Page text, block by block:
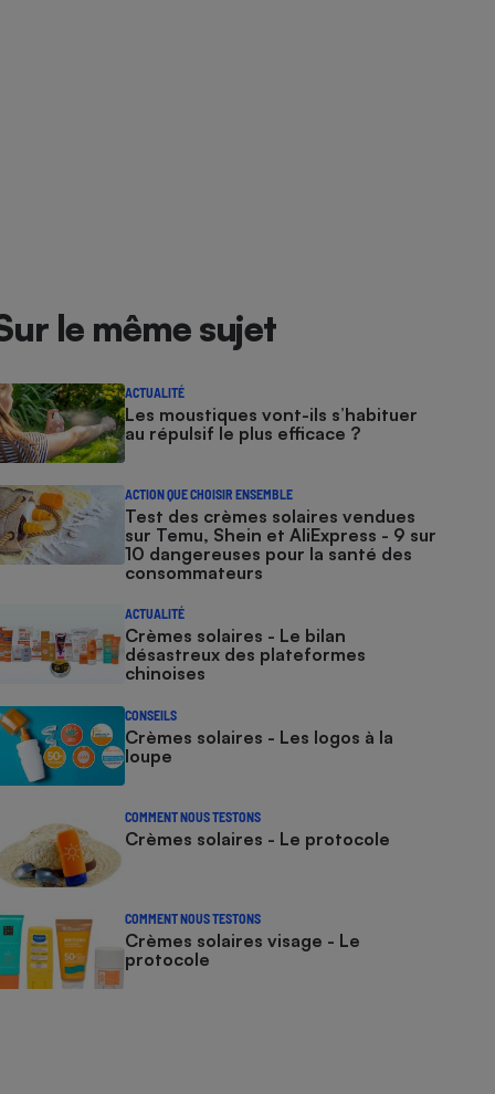
le même sujet
ACTUALITÉ
Les moustiques vont-ils s’habituer
au répulsif le plus efficace ?
ACTION QUE CHOISIR ENSEMBLE
Test des crèmes solaires vendues
sur Temu, Shein et AliExpress - 9 sur
10 dangereuses pour la santé des
consommateurs
ACTUALITÉ
Crèmes solaires - Le bilan
désastreux des plateformes
chinoises
CONSEILS
Crèmes solaires - Les logos à la
loupe
COMMENT NOUS TESTONS
Crèmes solaires - Le protocole
COMMENT NOUS TESTONS
Crèmes solaires visage - Le
protocole